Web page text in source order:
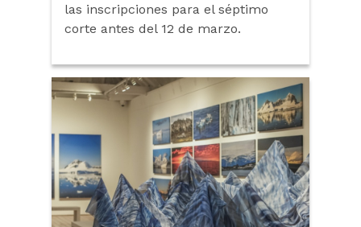
las inscripciones para el séptimo
corte antes del 12 de marzo.